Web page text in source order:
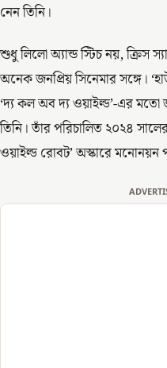
নেন তিনি।
শুধু লিলো অ্যান্ড স্টিচ নয়, ক্রিস
অনেক জনপ্রিয় সিনেমার সঙ্গে।
‘দ্য কল অব দ্য ওয়াইল্ড’-এর মতো
তিনি। তাঁর পরিচালিত ২০২৪
ওয়াইল্ড রোবট’ অস্কারে মনোনয়ন